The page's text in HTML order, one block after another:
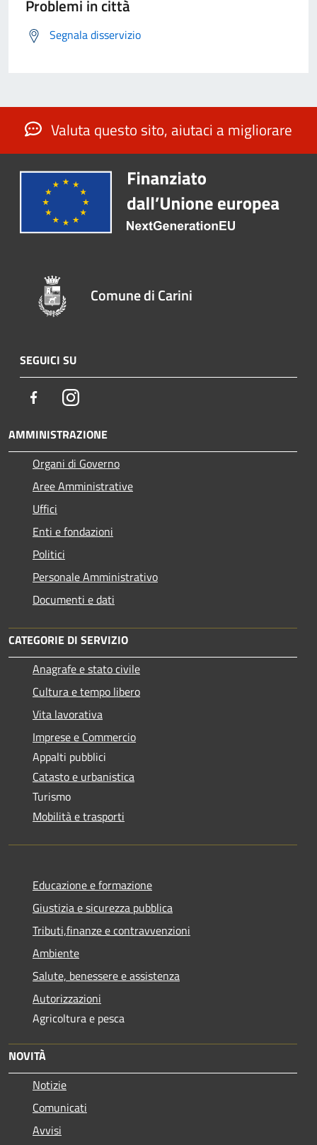
Problemi in città
Segnala disservizio
Valuta questo sito, aiutaci a migliorare
Comune di Carini
SEGUICI SU
FacebookInstagram
AMMINISTRAZIONE
Organi di Governo
Aree Amministrative
Uffici
Enti e fondazioni
Politici
Personale Amministrativo
Documenti e dati
CATEGORIE DI SERVIZIO
Anagrafe e stato civile
Cultura e tempo libero
Vita lavorativa
Imprese e Commercio
Appalti pubblici
Catasto e urbanistica
Turismo
Mobilità e trasporti
Educazione e formazione
Giustizia e sicurezza pubblica
Tributi,finanze e contravvenzioni
Ambiente
Salute, benessere e assistenza
Autorizzazioni
Agricoltura e pesca
NOVITÀ
Notizie
Comunicati
Avvisi